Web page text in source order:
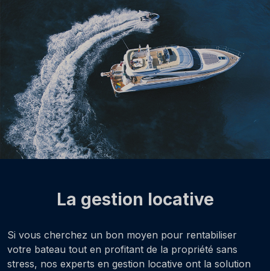
La gestion locative
Si vous cherchez un bon moyen pour rentabiliser
votre bateau tout en profitant de la propriété sans
stress, nos experts en gestion locative ont la solution